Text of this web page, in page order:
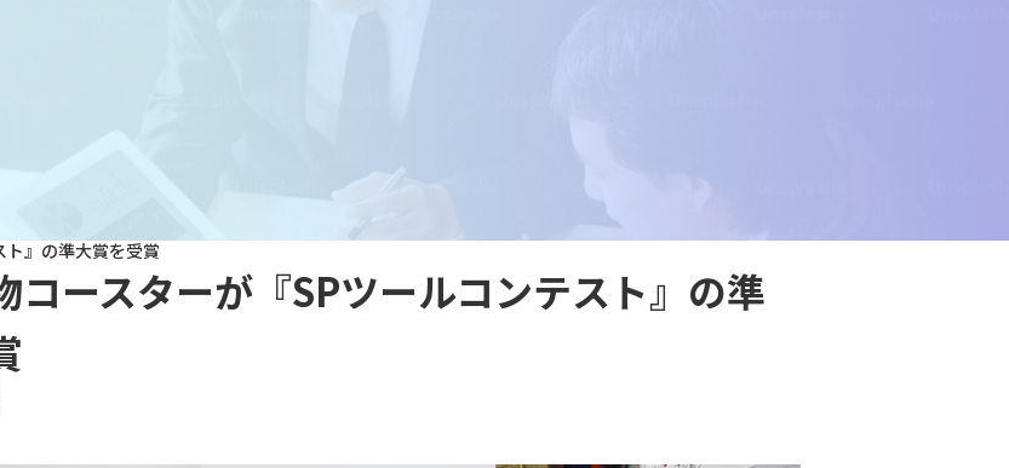
ト』の準大賞を受賞
コースターが『SPツールコンテスト』の準